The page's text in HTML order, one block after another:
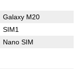
Galaxy M20
SIM1
Nano SIM